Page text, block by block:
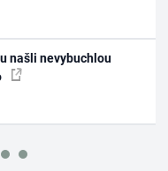
našli nevybuchlou